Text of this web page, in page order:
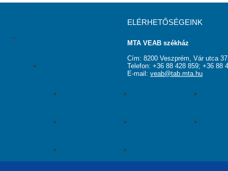
MTA VEAB Év Kutatója Díj
ELÉRHETŐSÉGEINK
MTA VEAB székház
Cím: 8200 Veszprém, Vár utca
Telefon: +36 88 428 859; +36 88
E-mail: veab@tab.mta.hu